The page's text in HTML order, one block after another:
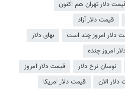
دلار تهران هم اکنون
قیمت دلار آزاد
دلار امروز چند است
بهای دلار
امروز چنده
نوسان نرخ دلار
قیمت دلار امروز
الان
قیمت دلار امریکا